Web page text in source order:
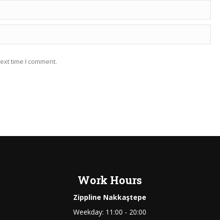
time I comment.
Work Hours
Zippline Nakkaştepe
Weekday: 11:00 - 20:00